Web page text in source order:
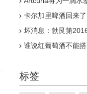
卡尔加里啤酒回来
坏消息：勃艮第
谁说红葡萄酒不能
标签